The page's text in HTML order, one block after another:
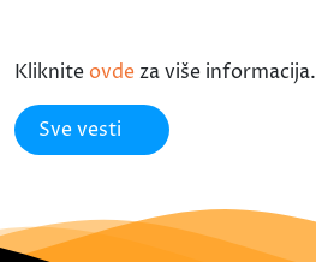
Kliknite ovde za više informacija.
Sve vesti